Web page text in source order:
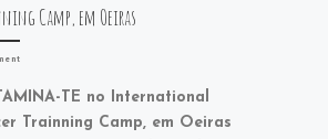
Camp, em Oeiras
TE no International
Trainning Camp, em Oeiras